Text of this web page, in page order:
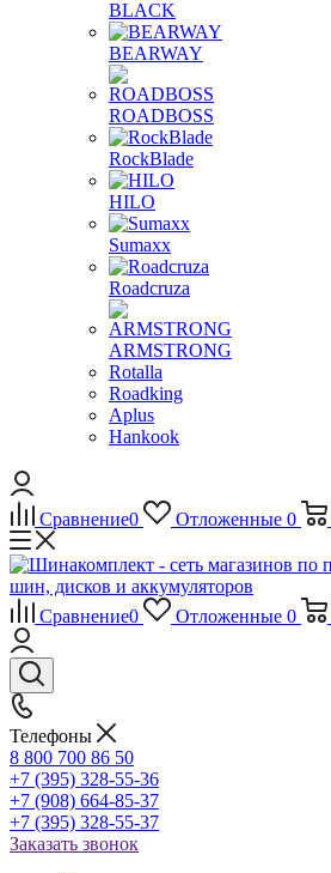
BLACK
BEARWAY
ROADBOSS
RockBlade
HILO
Sumaxx
Roadcruza
ARMSTRONG
Rotalla
Roadking
Aplus
Hankook
Сравнение0 Отложенные 0
Сравнение0 Отложенные 0
Телефоны
8 800 700 86 50
+7 (395) 328-55-36
+7 (908) 664-85-37
+7 (395) 328-55-37
Заказать звонок